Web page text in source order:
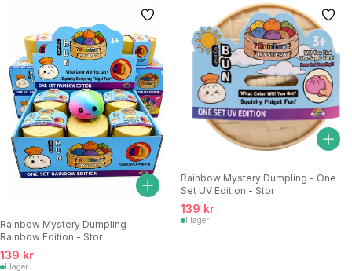
Rainbow Mystery Dumpling -
Rainbow Edition - Stor
139 kr
I lager
Rainbow Mystery Dumpling - One
Set UV Edition - Stor
139 kr
I lager